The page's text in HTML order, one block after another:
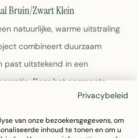
Bruin/Zwart Klein
natuurlijke, warme uitstraling
combineert duurzaam
past uitstekend in een
Door het compacte
als tafelstuk,Privacybeleid
van onze bezoekersgegevens, om
inhoud te tonen en om u